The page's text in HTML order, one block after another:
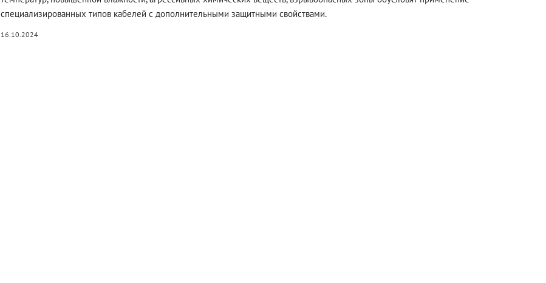
специализированных типов кабелей с дополнительными защитными свойствами.
16.10.2024